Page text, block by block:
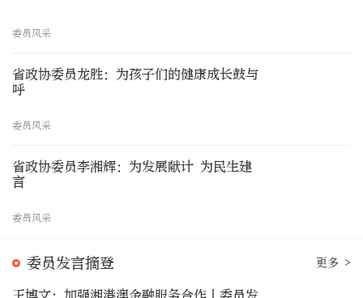
委员风采
省政协委员龙胜：为孩子们的健康成长鼓与
呼
委员风采
省政协委员李湘辉：为发展献计 为民生建
言
委员风采
委员发言摘登 更多 >